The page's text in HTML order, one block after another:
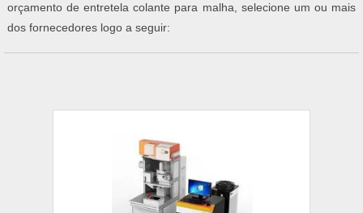
orçamento de entretela colante para malha, selecione um ou mais
dos fornecedores logo a seguir: